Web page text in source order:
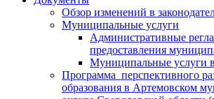
Обзор изменений в
Муниципальные услуги
Административные
предоставления
Муниципальные услуги
Программа перспективного
образования в Артемовском